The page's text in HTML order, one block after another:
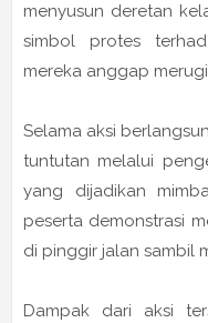
menyusun deretan
simbol protes
mereka anggap
Selama aksi
tuntutan melalui
yang dijadikan
peserta demonstrasi
di pinggir jalan sambil
Dampak dari aksi